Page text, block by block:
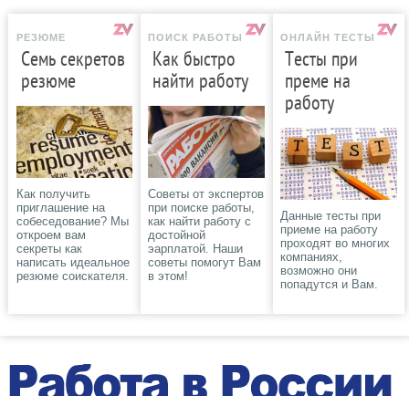
РЕЗЮМЕ
Семь секретов
резюме
Как получить
приглашение на
собеседование? Мы
откроем вам
секреты как
написать идеальное
резюме соискателя.
ПОИСК РАБОТЫ
Как быстро
найти работу
Советы от экспертов
при поиске работы,
как найти работу с
достойной
эарплатой. Наши
советы помогут Вам
в этом!
ОНЛАЙН ТЕСТЫ
Тесты при
преме на
работу
Данные тесты при
приеме на работу
проходят во многих
компаниях,
возможно они
попадутся и Вам.